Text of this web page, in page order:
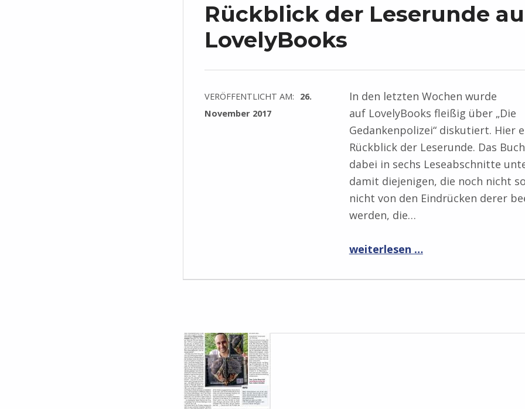
Rückblick der Leserunde
LovelyBooks
VERÖFFENTLICHT AM: 26.
November 2017
In den letzten Wochen wurde
auf LovelyBooks fleißig über „Die
Gedankenpolizei“ diskutiert. Hier
Rückblick der Leserunde. Das
dabei in sechs Leseabschnitte
damit diejenigen, die noch nicht
nicht von den Eindrücken derer
werden, die…
“Rückblick der Leserunde auf LovelyBooks”
weiterlesen …